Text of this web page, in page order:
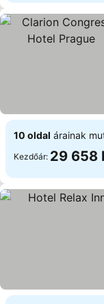
10 oldal árainak
Kezdőár: 29 658